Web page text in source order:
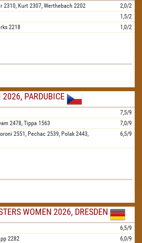
2310, Kurt 2307, Werthebach 2202
2,0/2
1,5/2
2218 1,0/2
2026, PARDUBICE
7,5/9
2478, Tippa 1563
7,0/9
2551, Pechac 2539, Polak 2443,
6,5/9
WOMEN 2026, DRESDEN
6,5/9
2282
6,0/9